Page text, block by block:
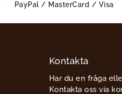
PayPal / MasterCard / Visa
Kontakta
Har du en fråga
Kontakta oss via